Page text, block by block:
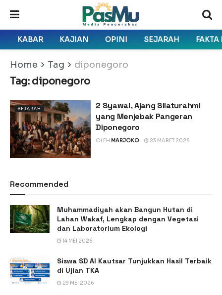
KABAR KAJIAN OPINI SEJARAH FAKTA
Home Tag diponegoro
Tag: diponegoro
SEJARAH
2 Syawal, Ajang Silaturahmi
yang Menjebak Pangeran
Diponegoro
OLEH MARJOKO 23 MARET 2026
Recommended
Muhammadiyah akan Bangun Hutan di
Lahan Wakaf, Lengkap dengan Vegetasi
dan Laboratorium Ekologi
14 MEI 2026
Siswa SD Al Kautsar Tunjukkan Hasil Terbaik
di Ujian TKA
29 MEI 2026